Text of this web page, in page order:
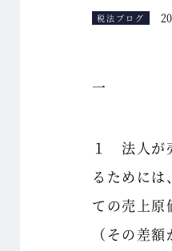
税法ブログ
一
１ 法人が
るためには
ての売上原
（その差